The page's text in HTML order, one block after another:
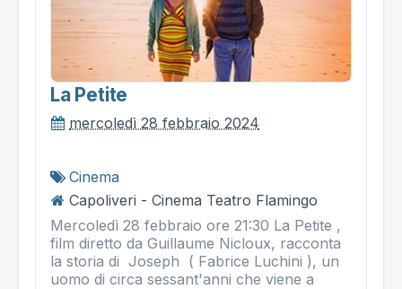
La Petite
mercoledì 28 febbraio 2024
Cinema
Capoliveri - Cinema Teatro Flamingo
Mercoledì 28 febbraio ore 21:30 La Petite ,
film diretto da Guillaume Nicloux, racconta
la storia di Joseph ( Fabrice Luchini ), un
uomo di circa sessant'anni che viene a